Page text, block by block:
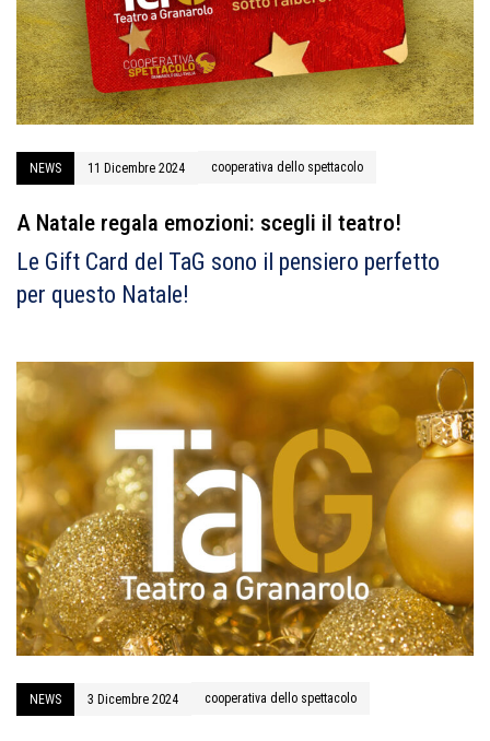
NEWS 11 Dicembre 2024 cooperativa dello spettacolo
A Natale regala emozioni: scegli il teatro!
Le Gift Card del TaG sono il pensiero perfetto
per questo Natale!
NEWS 3 Dicembre 2024 cooperativa dello spettacolo